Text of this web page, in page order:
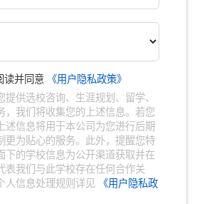
读并同意
《用户隐私政策》
提供选校咨询、生涯规划、留学、
，我们将收集您的上述信息。若您
述信息将用于本公司为您进行后期
更为贴心的服务。此外，提醒您特
下的学校信息为公开渠道获取并在
表我们与此学校存在任何合作关
人信息处理规则详见
《用户隐私政